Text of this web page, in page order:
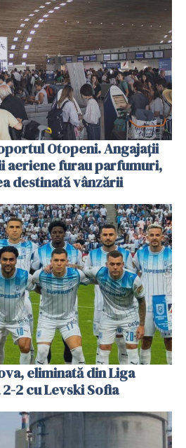
Otopeni. Angajații
aeriene furau parfumuri,
destinată vânzării
eliminată din Liga
2 cu Levski Sofia